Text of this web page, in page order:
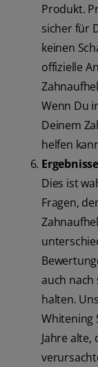
Produkt.
sicher für
keinen
offizielle
Wenn Du
Deinem
helfen
Dies ist
Fragen,
auch nach
halten.
Whitening
Jahre alte,